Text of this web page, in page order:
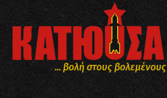
... βολή στους βολεμένους